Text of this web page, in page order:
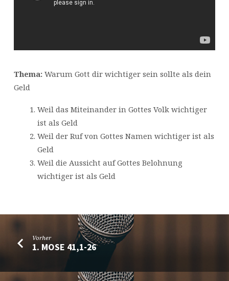
Thema:Warum Gott dir wichtiger sein sollte als dein
Geld
Weil das Miteinander in Gottes Volk wichtiger
ist als Geld
Weil der Ruf von Gottes Namen wichtiger ist als
Geld
Weil die Aussicht auf Gottes Belohnung
wichtiger ist als Geld
Vorher
1. MOSE 41,1-26